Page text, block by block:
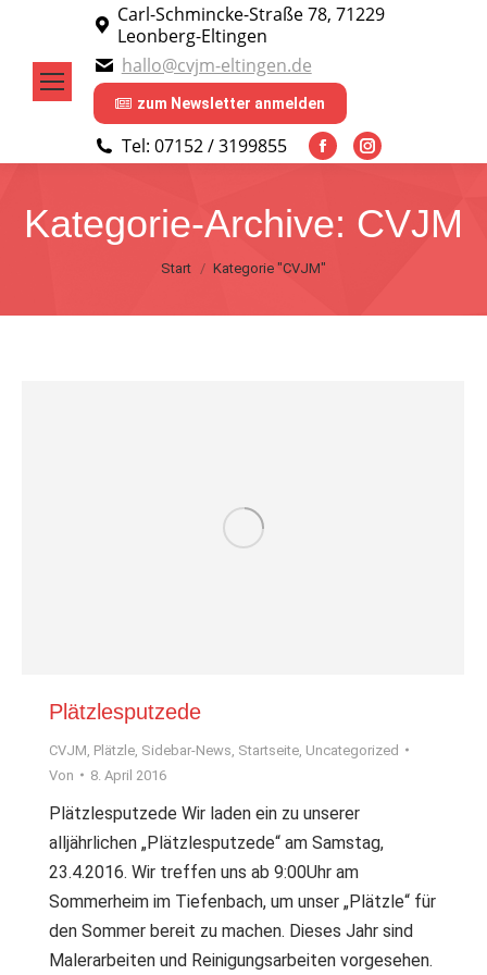
Carl-Schmincke-Straße 78, 71229
Leonberg-Eltingen
hallo@cvjm-eltingen.de
zum Newsletter anmelden
Tel: 07152 / 3199855
Facebook
opens
in
new
Instagram
opens
in
Kategorie-Archive: CVJM
Sie befinden sich hier:
Start Kategorie "CVJM"
Plätzlesputzede
CVJM Plätzle Sidebar-News Startseite Uncategorized
Von
8. April 2016
Plätzlesputzede Wir laden ein zu unserer
alljährlichen „Plätzlesputzede“ am Samstag,
23.4.2016. Wir treffen uns ab 9:00Uhr am
Sommerheim im Tiefenbach, um unser „Plätzle“ für
den Sommer bereit zu machen. Dieses Jahr sind
Malerarbeiten und Reinigungsarbeiten vorgesehen.